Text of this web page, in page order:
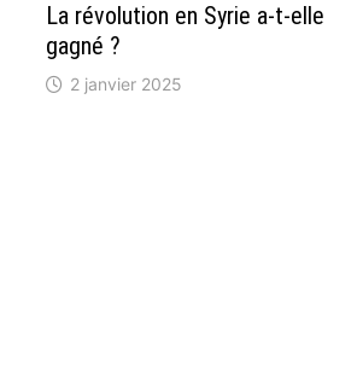
La révolution en Syrie a-t-elle
gagné ?
2 janvier 2025